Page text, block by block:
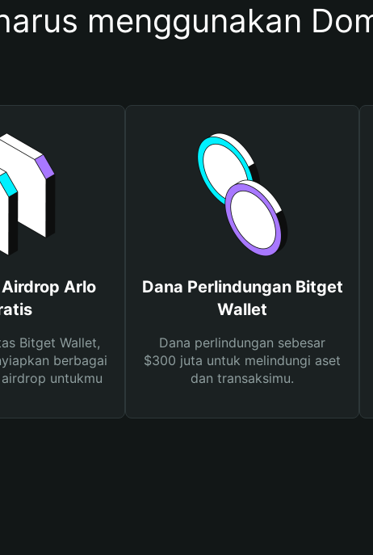
menggunakan
Arlo
Bitget Wallet,
berbagai
untukmu
Dana Perlindungan Bitget
Wallet
Dana perlindungan sebesar
$300 juta untuk melindungi aset
dan transaksimu.